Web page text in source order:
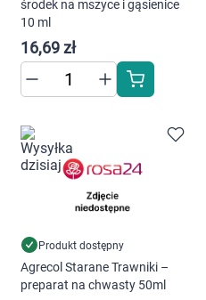
środek na mszyce i gąsienice
10 ml
16,69 zł
Produkt dostępny
Agrecol Starane Trawniki –
preparat na chwasty 50ml